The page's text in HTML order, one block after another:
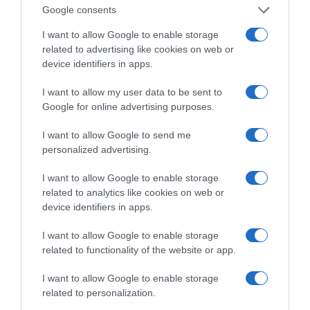
Google consents
I want to allow Google to enable storage
related to advertising like cookies on web or
device identifiers in apps.
I want to allow my user data to be sent to
Google for online advertising purposes.
I want to allow Google to send me
personalized advertising.
I want to allow Google to enable storage
related to analytics like cookies on web or
device identifiers in apps.
I want to allow Google to enable storage
related to functionality of the website or app.
I want to allow Google to enable storage
related to personalization.
της Ζωής μας
Οι άνθρωποι, οι αυθεντικές ιστορίες,
το ελληνικό καλοκαίρι και ένας
ΌΣΑ ΧΡΕΙΆΖΕΣΑΙ
ΡΟΗ ΕΙΔΗΣΕΩΝ
Ξύπνησαν, αλλά για τους λάθος λόγους…
Παναθηναϊκός – ΤΣΣΚΑ 1948 1-1: «Στραβοπάτημα»
στο ΟΑΚΑ
GSI: Στο έργο διασύνδεσης Ελλάδας-Κύπρου η
Meridiam